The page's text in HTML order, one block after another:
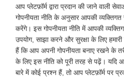
आप प्लेटफ़ॉर्म द्वारा प्रदान की जाने वाली
गोपनीयता नीति के अनुसार आपकी
करेंगे। इस गोपनीयता नीति में आपकी
उपयोग, साझा करने और सुरक्षा के लिए
हैं कि आप अपनी गोपनीयता बनाए रखने के
के लिए इस नीति को पूरी तरह से पढ़ें। यदि
बारे में कोई प्रश्न हैं, तो आप प्लेटफ़ॉर्म पर